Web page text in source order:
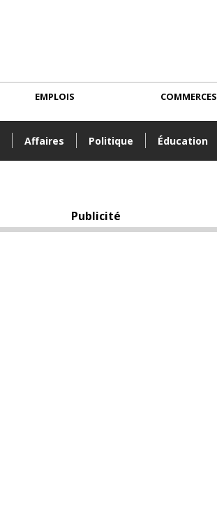
Affaires Politique Éducation
EMPLOIS COMMERCES
Publicité